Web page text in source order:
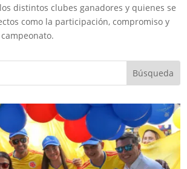
distintos clubes ganadores y quienes se
como la participación, compromiso y